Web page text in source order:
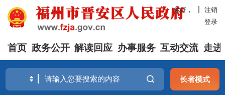
你好，
注销
登录
首页 政务公开 解读回应 办事服务 互动交流 走进
长者模式